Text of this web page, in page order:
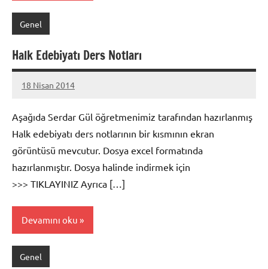
Genel
Halk Edebiyatı Ders Notları
18 Nisan 2014
admin
Aşağıda Serdar Gül öğretmenimiz tarafından hazırlanmış
Halk edebiyatı ders notlarının bir kısmının ekran
görüntüsü mevcutur. Dosya excel formatında
hazırlanmıştır. Dosya halinde indirmek için
>>> TIKLAYINIZ Ayrıca […]
Devamını oku
Genel